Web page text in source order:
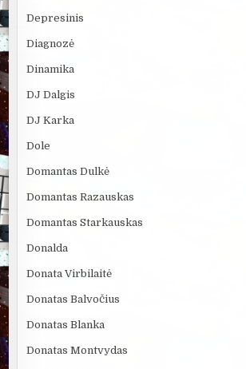
Depresinis
Diagnozė
Dinamika
DJ Dalgis
DJ Karka
Dole
Domantas Dulkė
Domantas Razauskas
Domantas Starkauskas
Donalda
Donata Virbilaitė
Donatas Balvočius
Donatas Blanka
Donatas Montvydas